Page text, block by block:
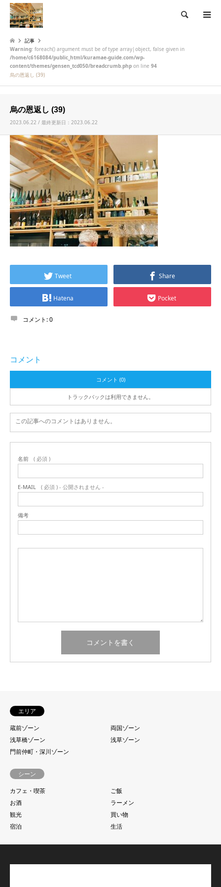
検索
記事
Warning: foreach() argument must be of type array|object, false given in
/home/c6168084/public_html/kuramae-guide.com/wp-
content/themes/gensen_tcd050/breadcrumb.php on line 94
烏の恩返し (39)
烏の恩返し (39)
2023.06.22 / 最終更新日：2023.06.22
Tweet Share
Hatena Pocket
コメント:0
コメント
コメント (0)
トラックバックは利用できません。
この記事へのコメントはありません。
名前 ( 必須 )
E-MAIL ( 必須 ) - 公開されません -
備考
エリア
蔵前ゾーン
両国ゾーン
浅草橋ゾーン
浅草ゾーン
門前仲町・深川ゾーン
シーン
カフェ・喫茶
ご飯
お酒
ラーメン
観光
買い物
宿泊
生活